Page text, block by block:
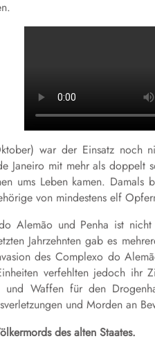
war der Einsatz noch
Janeiro mit mehr als doppelt
ums Leben kamen. Damals
von mindestens elf
Alemão und Penha ist
Jahrzehnten gab es
des Complexo do
verfehlten jedoch
Waffen für den
und Morden an
des alten Staates.